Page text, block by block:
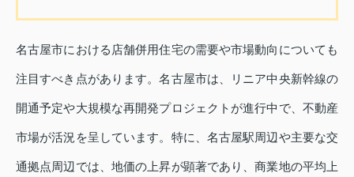
名古屋市における店舗併用住宅の需要や市場動向についても
注目すべき点があります。名古屋市は、リニア中央新幹線の
開通予定や大規模な再開発プロジェクトが進行中で、不動産
市場が活況を呈しています。特に、名古屋駅周辺や主要な交
通拠点周辺では、地価の上昇が顕著であり、商業地の平均上